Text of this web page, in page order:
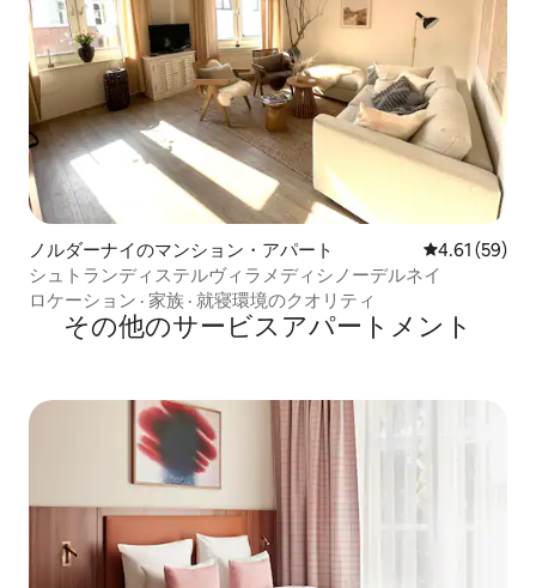
ノルダーナイのマンション・アパート レビュー59
4.61 (59)
シュトランディステルヴィラメディシノーデルネイ
ロケーション · 家族 · 就寝環境のクオリティ
その他のサービスアパートメント